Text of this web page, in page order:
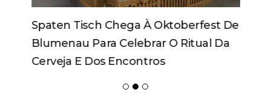
Spaten Tisch Chega À Oktoberfest De
Blumenau Para Celebrar O Ritual Da
Cerveja E Dos Encontros